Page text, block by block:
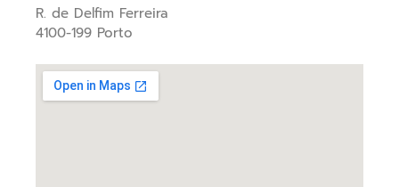
R. de Delfim Ferreira
4100-199 Porto